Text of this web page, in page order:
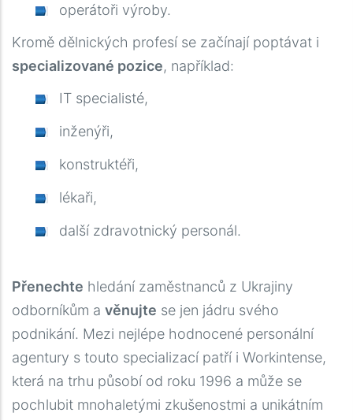
operátoři výroby.
Kromě dělnických profesí se začínají poptávat i
specializované pozice, například:
IT specialisté,
inženýři,
konstruktéři,
lékaři,
další zdravotnický personál.
Přenechte hledání zaměstnanců z Ukrajiny
odborníkům a věnujte se jen jádru svého
podnikání. Mezi nejlépe hodnocené personální
agentury s touto specializací patří i Workintense,
která na trhu působí od roku 1996 a může se
pochlubit mnohaletými zkušenostmi a unikátním